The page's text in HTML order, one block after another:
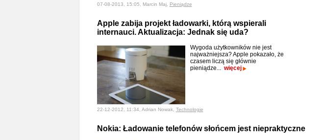
07-08-2013, 15:05, Marcin Maj, Pieniądze
Apple zabija projekt ładowarki, którą wspierali
internauci. Aktualizacja: Jednak się uda?
Wygoda użytkowników nie jest
najważniejsza? Apple pokazało, że
czasem liczą się głównie
pieniądze... więcej
22-12-2012, 11:34, Adrian Nowak, Technologie
Nokia: Ładowanie telefonów słońcem jest niepraktyczne